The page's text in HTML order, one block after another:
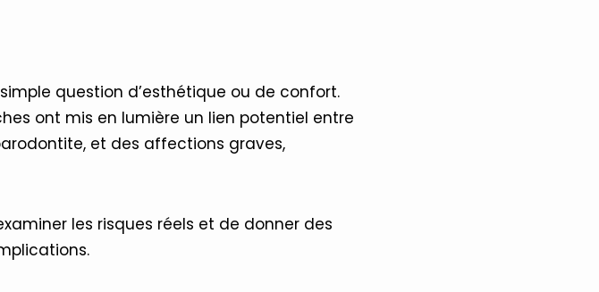
question d’esthétique ou de confort.
ont mis en lumière un lien potentiel entre
et des affections graves,
les risques réels et de donner des